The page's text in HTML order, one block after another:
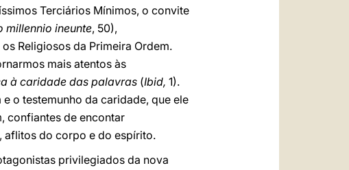
Terciários Mínimos, o convite
millennio ineunte, 50),
Religiosos da Primeira Ordem.
mais atentos às
à caridade das palavras (Ibid, 1).
o testemunho da caridade, que ele
confiantes de encontar
aflitos do corpo e do espírito.
privilegiados da nova